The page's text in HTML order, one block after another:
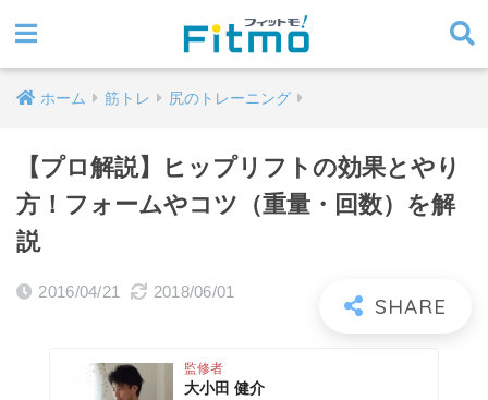
ホーム 筋トレ 尻のトレーニング
【プロ解説】ヒップリフトの効果とやり
方！フォームやコツ（重量・回数）を解
説
2016/04/21 2018/06/01
監修者
大小田 健介